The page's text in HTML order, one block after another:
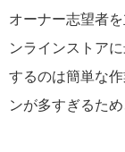
オーナー志望者
ンラインストア
するのは簡単な
ンが多すぎるた